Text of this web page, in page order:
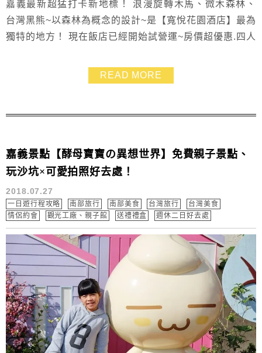
嘉義最新超猛打卡新地標！ 浪漫旋轉木馬、微木森林、
台灣黑熊~以森林為概念的設計~是【寬悅花園酒店】最為
獨特的地方！ 現在飯店已經開始試營運~房價超優惠.四人
木馬於圓型水池中央.實在是美極了 仔細看！飯店頂樓怎
麼有一隻超大黃色熊熊爬了上去！ 於大廳還有台灣黑熊
旅客覺得好新奇 想必【寬悅花園酒店...
READ MORE
嘉義景點【酵母寶寶の異想世界】免費親子景點、
玩沙坑×可愛拍照好去處！
2018.07.27
一日遊行程攻略 南部旅行 南部美食 台灣旅行
台灣美食
情侶約會
觀光工廠、親子館 送禮禮盒 週休二日好去處